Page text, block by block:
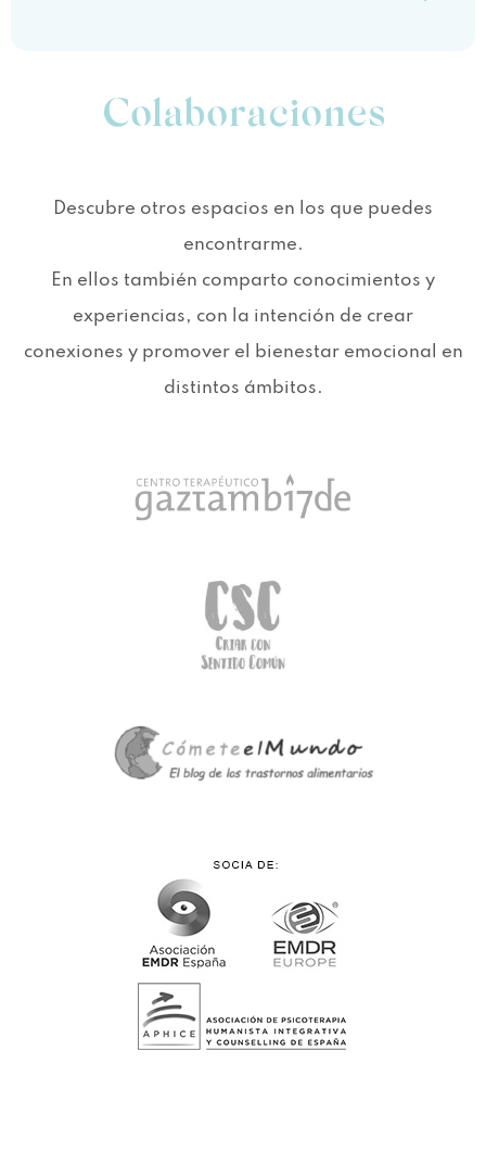
Colaboraciones
Descubre otros espacios en los que puedes
encontrarme.
En ellos también comparto conocimientos y
experiencias, con la intención de crear
conexiones y promover el bienestar emocional en
distintos ámbitos.